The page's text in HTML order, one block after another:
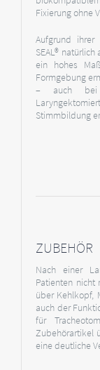
Fixierung ohne
Aufgrund ihrer
SEAL®
ein hohes
Formgebung
– auch bei
Stimmbildung
ZUBEHÖR
Nach einer
Patienten nicht
über Kehlkopf,
auch der
für
Zubehörartikel
eine deutliche